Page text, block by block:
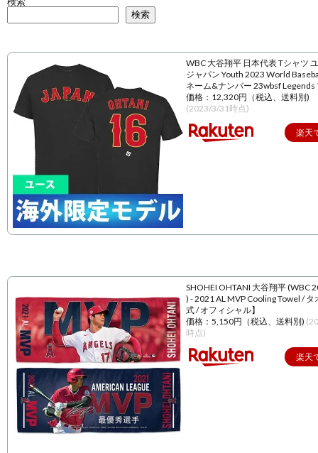
検索
WBC 大谷翔平 日本代表 Tシャツ
ジャパン Youth 2023 World
ネーム&ナンバー 23wbsf Legends
価格：12,320円（税込、送料別)
(2023/3/31時点)
楽天
SHOHEI OHTANI 大谷翔平 (WBC
) - 2021 AL MVP Cooling Towel / タ
式 / オフィシャル】
価格：5,150円（税込、送料別)
時点)
楽天